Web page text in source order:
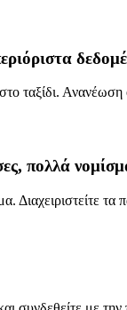
ταξίδι.
πολλά
Διαχειριστείτε τα